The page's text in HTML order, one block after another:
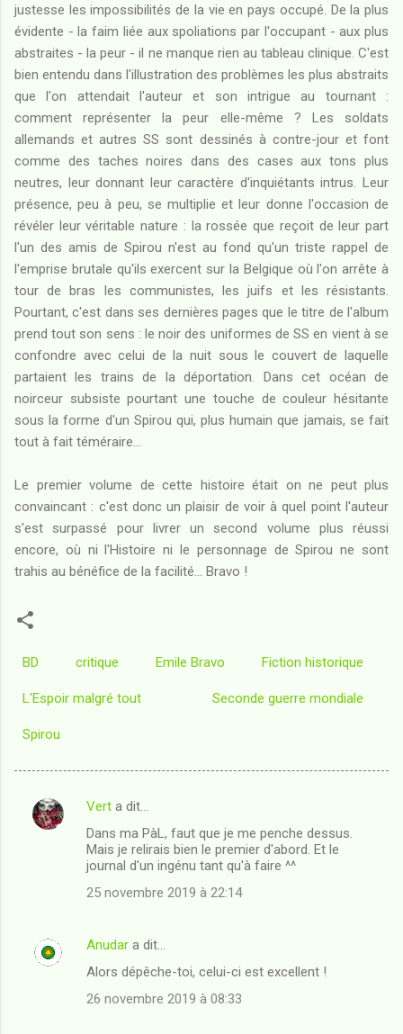
justesse les impossibilités de la vie en pays occupé. De la plus
évidente - la faim liée aux spoliations par l'occupant - aux plus
abstraites - la peur - il ne manque rien au tableau clinique. C'est
bien entendu dans l'illustration des problèmes les plus abstraits
que l'on attendait l'auteur et son intrigue au tournant :
comment représenter la peur elle-même ? Les soldats
allemands et autres SS sont dessinés à contre-jour et font
comme des taches noires dans des cases aux tons plus
neutres, leur donnant leur caractère d'inquiétants intrus. Leur
présence, peu à peu, se multiplie et leur donne l'occasion de
révéler leur véritable nature : la rossée que reçoit de leur part
l'un des amis de Spirou n'est au fond qu'un triste rappel de
l'emprise brutale qu'ils exercent sur la Belgique où l'on arrête à
tour de bras les communistes, les juifs et les résistants.
Pourtant, c'est dans ses dernières pages que le titre de l'album
prend tout son sens : le noir des uniformes de SS en vient à se
confondre avec celui de la nuit sous le couvert de laquelle
partaient les trains de la déportation. Dans cet océan de
noirceur subsiste pourtant une touche de couleur hésitante
sous la forme d'un Spirou qui, plus humain que jamais, se fait
tout à fait téméraire...
Le premier volume de cette histoire était on ne peut plus
convaincant : c'est donc un plaisir de voir à quel point l'auteur
s'est surpassé pour livrer un second volume plus réussi
encore, où ni l'Histoire ni le personnage de Spirou ne sont
trahis au bénéfice de la facilité... Bravo !
BD critique Emile Bravo Fiction historique
L'Espoir malgré tout Seconde guerre mondiale
Spirou
C
n
Vert a dit…
Dans ma PàL, faut que je me penche dessus.
Mais je relirais bien le premier d'abord. Et le
journal d'un ingénu tant qu'à faire ^^
25 novembre 2019 à 22:14
Anudar a dit…
Alors dépêche-toi, celui-ci est excellent !
26 novembre 2019 à 08:33